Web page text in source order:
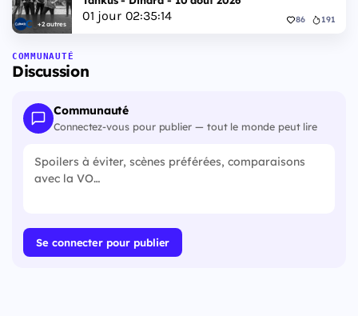
+2 autres
01 jour 02:35:13 86 191
COMMUNAUTÉ
Discussion
Communauté
Connectez-vous pour publier — tout le monde peut lire
Se connecter pour publier